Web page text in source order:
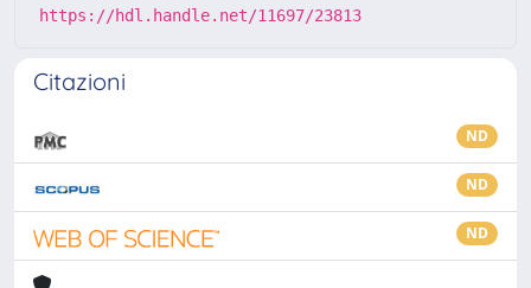
https://hdl.handle.net/11697/23813
Citazioni
ND
ND
ND